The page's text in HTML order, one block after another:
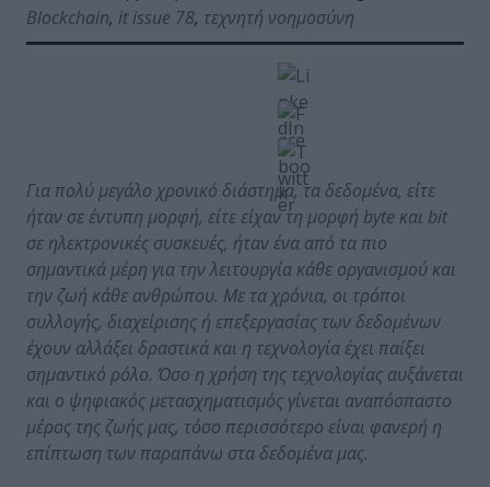
Blockchain, it issue 78, τεχνητή νοημοσύνη
Για πολύ μεγάλο χρονικό διάστημα, τα δεδομένα, είτε
ήταν σε έντυπη μορφή, είτε είχαν τη μορφή byte και bit
σε ηλεκτρονικές συσκευές, ήταν ένα από τα πιο
σημαντικά μέρη για την λειτουργία κάθε οργανισμού και
την ζωή κάθε ανθρώπου. Με τα χρόνια, οι τρόποι
συλλογής, διαχείρισης ή επεξεργασίας των δεδομένων
έχουν αλλάξει δραστικά και η τεχνολογία έχει παίξει
σημαντικό ρόλο. Όσο η χρήση της τεχνολογίας αυξάνεται
και ο ψηφιακός μετασχηματισμός γίνεται αναπόσπαστο
μέρος της ζωής μας, τόσο περισσότερο είναι φανερή η
επίπτωση των παραπάνω στα δεδομένα μας.